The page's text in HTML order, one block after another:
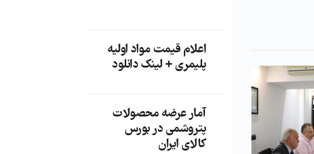
اعلام قیمت مواد اولیه
پلیمری + لینک دانلود
آمار عرضه محصولات
پتروشمی در بورس
کالای ایران